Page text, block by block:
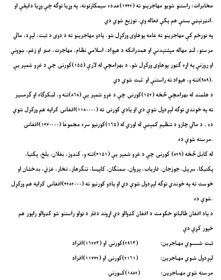
مخابرات: راستنو شویو مهاجرینو ته (۱۷۴۲)عدده سیمکارتونه، په وړیا توګه چې وړیا دقیقې او
انټرنېټي بستې هم پکې فعاله وې، توزیع شوي دي.
مرستو، لنډ مهاله مېشتېدنې او همدرانکه د هېواد، اسلامي نظام، مهاجرت، صبر او زغم، ښوونې
او روزنې په اړه ګټور پوهاوی ورکړل شو، د بهرامچې له لارې (۱۵۵)کورنۍ چې د غړو شمېر یې
(۹۸۹)تنه و، هېواد ته راستنې او ثبت شوي دي.
ته په خوندي توګه لېږدول شوې دي او یادې کورنۍ ته (۱۱۸۰۰۰۰)افغانۍ کرایه هم ورکړل شوې
ده ، د مالي چارو د تنظیم کمېټې له لوري له (۱۶۵)کورنیو سره مجموعًا (۱۴۷۰۰۰۰)افغانۍ
مرسته شوې ده.
له کابل څخه (۸۲۹)‍ کورنۍ چې د غړو شمېر یې (۴۱۵۱)تنه و، کندوز، بغلان، بلخ، پکتیا،
پکتیکا، سرپل، جوزجان، فاریاب، پروان، سمنګان، کاپیسا، ننګرهار، تخار، غزني، بدخشان او
خوست ته په خوندي توګه لېږدول شوې دي او یادو کورنیو ته (۴۲۸۲۰۰۰)افغانۍ کرایه هم ورکړل
شوې ده.
خپور کړې دې
ثبت شـــــوي مهـاجرین: (۲۹۶۳)کورنۍ او (۱۶۲۴۳)افراد
لېږدول شـوي مهـاجرین: (۲۱۶۱)کورنۍ او (۱۱۷۷۲)افراد
مرسته شوي مهــاجرین: (۱۸۸۲)کــورنۍ